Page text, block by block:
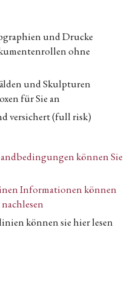
und Drucke
ohne
und Skulpturen
für Sie an
versichert (full risk)
können Sie
Informationen können
können sie hier lesen